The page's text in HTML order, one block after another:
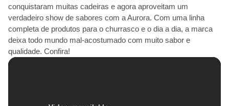
conquistaram muitas cadeiras e agora aproveitam um
verdadeiro show de sabores com a Aurora. Com uma linha
completa de produtos para o churrasco e o dia a dia, a marca
deixa todo mundo mal-acostumado com muito sabor e
qualidade. Confira!